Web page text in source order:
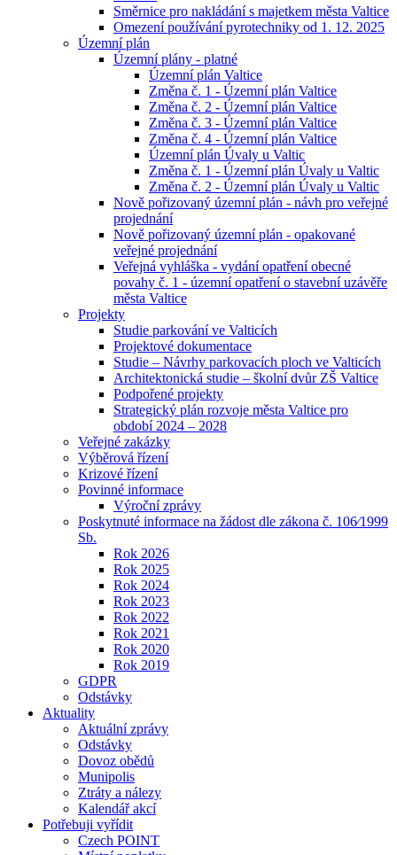
Směrnice pro nakládání s majetkem města Valtice
Omezení používání pyrotechniky od 1. 12. 2025
Územní plán
Územní plány - platné
Územní plán Valtice
Změna č. 1 - Územní plán Valtice
Změna č. 2 - Územní plán Valtice
Změna č. 3 - Územní plán Valtice
Změna č. 4 - Územní plán Valtice
Územní plán Úvaly u Valtic
Změna č. 1 - Územní plán Úvaly u Valtic
Změna č. 2 - Územní plán Úvaly u Valtic
Nově pořizovaný územní plán - návh pro veřejné
projednání
Nově pořizovaný územní plán - opakované
veřejné projednání
Veřejná vyhláška - vydání opatření obecné
povahy č. 1 - územní opatření o stavební uzávěře
města Valtice
Projekty
Studie parkování ve Valticích
Projektové dokumentace
Studie – Návrhy parkovacích ploch ve Valticích
Architektonická studie – školní dvůr ZŠ Valtice
Podpořené projekty
Strategický plán rozvoje města Valtice pro
období 2024 – 2028
Veřejné zakázky
Výběrová řízení
Krizové řízení
Povinné informace
Výroční zprávy
Poskytnuté informace na žádost dle zákona č. 106⁄1999
Sb.
Rok 2026
Rok 2025
Rok 2024
Rok 2023
Rok 2022
Rok 2021
Rok 2020
Rok 2019
GDPR
Odstávky
Aktuality
Aktuální zprávy
Odstávky
Dovoz obědů
Munipolis
Ztráty a nálezy
Kalendář akcí
Potřebuji vyřídit
Czech POINT